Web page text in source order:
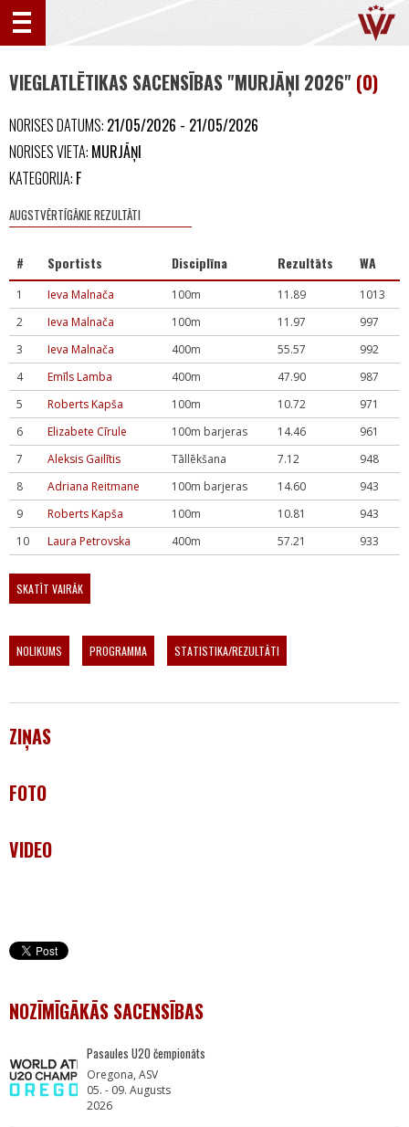
VIEGLATLĒTIKAS SACENSĪBAS "MURJĀŅI 2026" (0)
NORISES DATUMS: 21/05/2026 - 21/05/2026
NORISES VIETA: MURJĀŅI
KATEGORIJA: F
AUGSTVĒRTĪGĀKIE REZULTĀTI
# Sportists Disciplīna Rezultāts WA
1 Ieva Malnača 100m 11.89
1013
2
Ieva Malnača 100m 11.97
997
3
Ieva Malnača 400m 55.57
992
4
Emīls Lamba 400m 47.90
987
5
Roberts Kapša 100m 10.72
971
6
Elizabete Cīrule 100m barjeras 14.46
961
7
Aleksis Gailītis Tāllēkšana 7.12
948
8
Adriana Reitmane 100m barjeras 14.60
943
9
Roberts Kapša 100m 10.81
943
10
Laura Petrovska 400m 57.21 933
SKATĪT VAIRĀK
NOLIKUMS PROGRAMMA STATISTIKA/REZULTĀTI
ZIŅAS
FOTO
VIDEO
NOZĪMĪGĀKĀS SACENSĪBAS
Pasaules U20 čempionāts
Oregona, ASV
05. - 09. Augusts
2026